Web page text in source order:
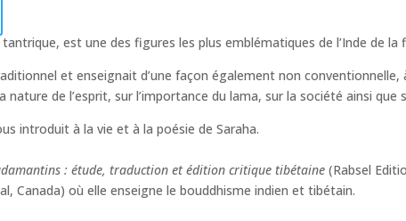
est une des figures les plus emblématiques de l’Inde de
et enseignait d’une façon également non
de l’esprit, sur l’importance du lama, sur la société ainsi que
introduit à la vie et à la poésie de Saraha.
: étude, traduction et édition critique tibétaine (Rabsel
Canada) où elle enseigne le bouddhisme indien et tibétain.